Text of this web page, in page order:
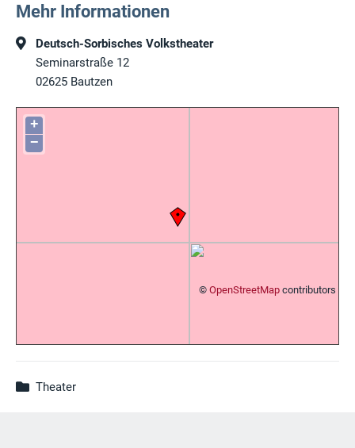
Mehr Informationen
Deutsch-Sorbisches Volkstheater
Seminarstraße 12
02625 Bautzen
+
−
© OpenStreetMap contributors
Theater